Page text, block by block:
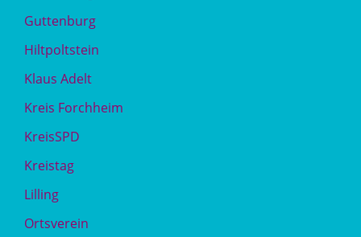
Guttenburg
Hiltpoltstein
Klaus Adelt
Kreis Forchheim
KreisSPD
Kreistag
Lilling
Ortsverein